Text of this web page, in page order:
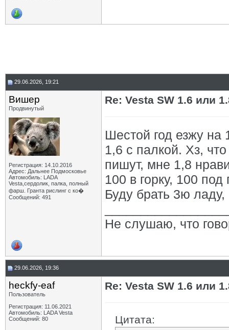
29.06.2026, 19:21
Вишер
Продвинутый
Регистрация: 14.10.2016
Адрес: Дальнее Подмосковье
Автомобиль: LADA
Vesta,сердолик, палка, полный
фарш. Гранта рислинг с ко�
Сообщений: 491
Re: Vesta SW 1.6 или
Шестой год езжу на
1,6 с палкой. Хз,
пишут, мне 1,8
100 в горку, 100 под
Буду брать 3ю
Не слушаю, что
29.06.2026, 19:36
heckfy-eaf
Пользователь
Регистрация: 11.06.2021
Автомобиль: LADA Vesta
Сообщений: 80
Re: Vesta SW 1.6 или
Цитата: